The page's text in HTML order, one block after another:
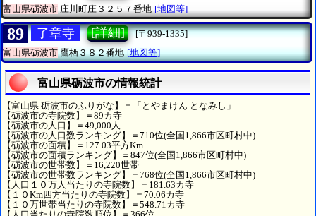
富山県砺波市 庄川町庄３２５７番地 [地図等]
89 了章寺 [詳細]
[〒939-1335]
富山県砺波市鷹栖３８２番地 [地図等]
富山県砺波市の情報統計
【富山県 砺波市のふりがな】＝「とやまけん となみし」
【砺波市の寺院数】＝89カ寺
【砺波市の人口】＝49,000人
【砺波市の人口数ランキング】＝710位(全国1,866市区町村中)
【砺波市の面積】＝127.03平方Km
【砺波市の面積ランキング】＝847位(全国1,866市区町村中)
【砺波市の世帯数】＝16,220世帯
【砺波市の世帯数ランキング】＝768位(全国1,866市区町村中)
【人口１０万人当たりの寺院数】＝181.63カ寺
【１０Km四方当たりの寺院数】＝70.06カ寺
【１０万世帯当たりの寺院数】＝548.71カ寺